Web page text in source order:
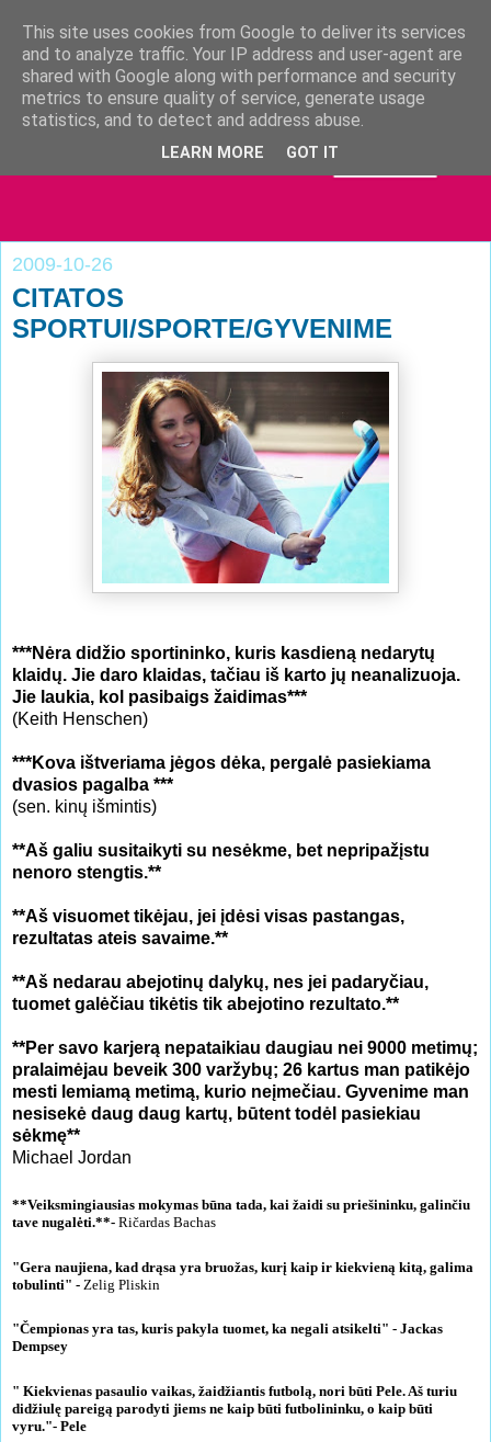
2009-10-26
CITATOS
SPORTUI/SPORTE/GYVENIME
***Nėra didžio sportininko, kuris kasdieną nedarytų
klaidų. Jie daro klaidas, tačiau iš karto jų neanalizuoja.
Jie laukia, kol pasibaigs žaidimas***
(Keith Henschen)
***Kova ištveriama jėgos dėka, pergalė pasiekiama
dvasios pagalba ***
(sen. kinų išmintis)
**Aš galiu susitaikyti su nesėkme, bet nepripažįstu
nenoro stengtis.**
**Aš visuomet tikėjau, jei įdėsi visas pastangas,
rezultatas ateis savaime.**
**Aš nedarau abejotinų dalykų, nes jei padaryčiau,
tuomet galėčiau tikėtis tik abejotino rezultato.**
**Per savo karjerą nepataikiau daugiau nei 9000 metimų;
pralaimėjau beveik 300 varžybų; 26 kartus man patikėjo
mesti lemiamą metimą, kurio neįmečiau. Gyvenime man
nesisekė daug daug kartų, būtent todėl pasiekiau
sėkmę**
Michael Jordan
**Veiksmingiausias mokymas būna tada, kai žaidi su priešininku, galinčiu
tave nugalėti.**- Ričardas Bachas
‎"Gera naujiena, kad drąsa yra bruožas, kurį kaip ir kiekvieną kitą, galima
tobulinti" - Zelig Pliskin
"Čempionas yra tas, kuris pakyla tuomet, ka negali atsikelti" - Jackas
Dempsey
" Kiekvienas pasaulio vaikas, žaidžiantis futbolą, nori būti Pele. Aš turiu
didžiulę pareigą parodyti jiems ne kaip būti futbolininku, o kaip būti
vyru."- Pele
This site uses cookies from Google to deliver its services
and to analyze traffic. Your IP address and user-agent are
shared with Google along with performance and security
metrics to ensure quality of service, generate usage
statistics, and to detect and address abuse.
LEARN MORE GOT IT